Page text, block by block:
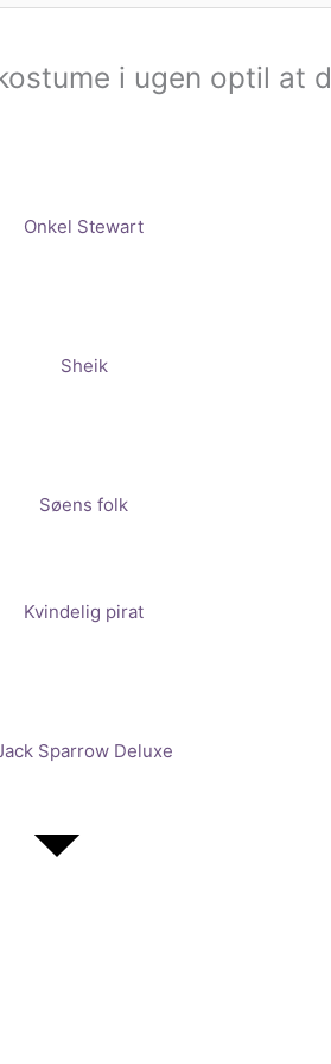
i ugen optil at
Onkel Stewart
Sheik
Søens folk
Kvindelig pirat
Sparrow Deluxe